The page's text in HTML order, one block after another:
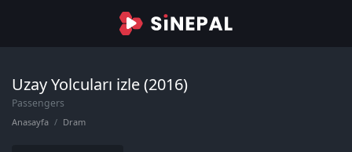
Uzay Yolcuları izle (2016)
Passengers
Anasayfa Dram